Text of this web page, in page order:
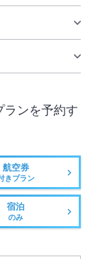
ランを予約す
航空券
きプラン
宿泊
のみ